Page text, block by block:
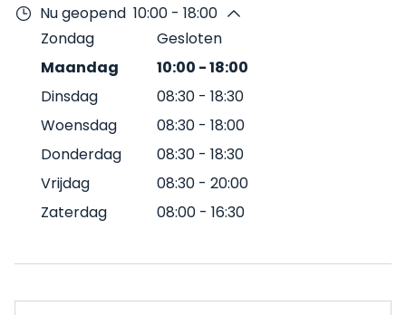
Nu geopend 10:00 - 18:00
Zondag
Gesloten
Maandag
10:00 -18:00
Dinsdag
08:30 - 18:30
Woensdag
08:30 - 18:00
Donderdag
08:30 - 18:30
Vrijdag
08:30 - 20:00
Zaterdag
08:00 - 16:30